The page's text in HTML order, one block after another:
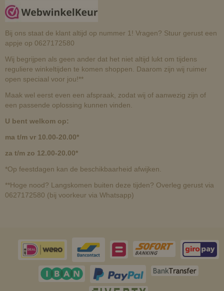
Bij ons staat de klant altijd op nummer 1! Vragen? Stuur gerust een
appje op 0627172580
Wij begrijpen als geen ander dat het niet altijd lukt om tijdens
reguliere winkeltijden te komen shoppen. Daarom zijn wij ruimer
open speciaal voor jou!**
Maak wel eerst even een afspraak, zodat wij of aanwezig zijn of
een passende oplossing kunnen vinden.
U bent welkom op:
ma t/m vr 10.00-20.00*
za t/m zo 12.00-20.00*
*Op feestdagen kan de beschikbaarheid afwijken.
**Hoge nood? Langskomen buiten deze tijden? Overleg gerust via
0627172580 (bij voorkeur via Whatsapp)